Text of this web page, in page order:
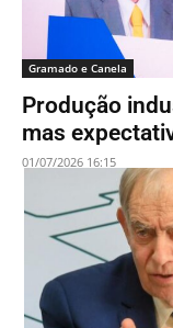
Gramado e Canela
Produção
mas
01/07/2026 16:15